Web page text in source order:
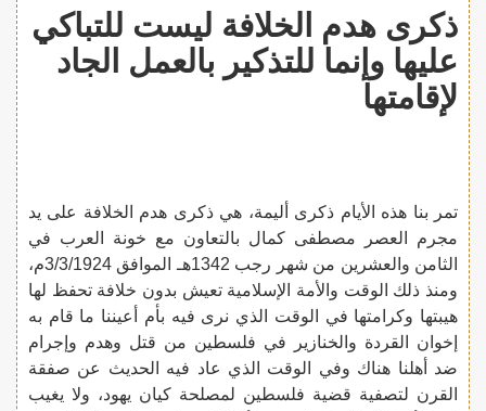
ذكرى هدم الخلافة ليست للتباكي
عليها وإنما للتذكير بالعمل الجاد
لإقامتها
تمر بنا هذه الأيام ذكرى أليمة، هي ذكرى هدم الخلافة على يد
مجرم العصر مصطفى كمال بالتعاون مع خونة العرب في
الثامن والعشرين من شهر رجب 1342هـ الموافق 3/3/1924م،
ومنذ ذلك الوقت والأمة الإسلامية تعيش بدون خلافة تحفظ لها
هيبتها وكرامتها في الوقت الذي نرى فيه بأم أعيننا ما قام به
إخوان القردة والخنازير في فلسطين من قتل وهدم وإجرام
ضد أهلنا هناك وفي الوقت الذي عاد فيه الحديث عن صفقة
القرن لتصفية قضية فلسطين لمصلحة كيان يهود، ولا يغيب